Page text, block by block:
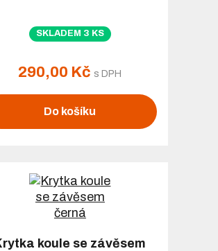
SKLADEM 3 KS
290,00 Kč s DPH
Do košíku
koule se závěsem